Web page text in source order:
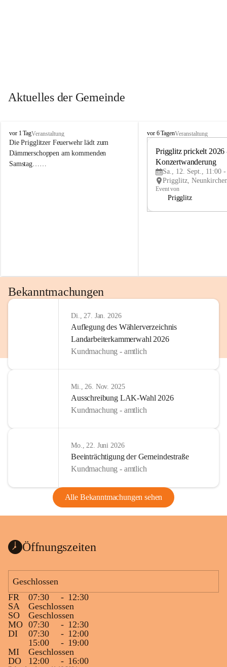
Aktuelles der Gemeinde
P
r
i
g
vor 1 TagVeranstaltung
Die Prigglitzer Feuerwehr lädt zum
Dämmerschoppen am kommenden
Samstag……
P
vor 6 TagenVeranstaltung
Prigglitz prickelt 2026
Konzertwanderung
Sa., 12. Sept., 11:00
Event von
Prigglitz
Bekanntmachungen
Di., 27. Jan. 2026
Auflegung des Wählerverzeichnis
Landarbeiterkammerwahl 2026
Kundmachung - amtlich
Mi., 26. Nov. 2025
Ausschreibung LAK-Wahl 2026
Kundmachung - amtlich
Mo., 22. Juni 2026
Beeinträchtigung der Gemeindestraße
Kundmachung - amtlich
Alle Bekanntmachungen sehen
Öffnungszeiten
Geschlossen
FR
07:30 - 12:30
SA
Geschlossen
SO
Geschlossen
MO 07:30 - 12:30
DI
07:30 - 12:00
15:00
- 19:00
MI
Geschlossen
DO
12:00 - 16:00